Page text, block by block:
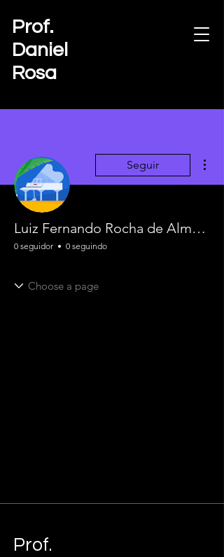
Prof.
Daniel
Rosa
Seguir
Luiz Fernando Rocha de Almeida
0 seguidor 0 seguindo
Prof.